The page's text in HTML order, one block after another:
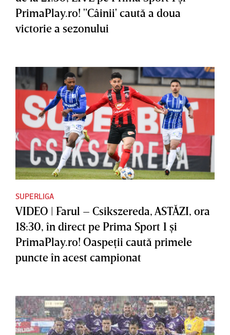
PrimaPlay.ro! "Câinii' caută a doua
victorie a sezonului
SUPERLIGA
VIDEO | Farul – Csikszereda, ASTĂZI, ora
18:30, în direct pe Prima Sport 1 şi
PrimaPlay.ro! Oaspeţii caută primele
puncte în acest campionat